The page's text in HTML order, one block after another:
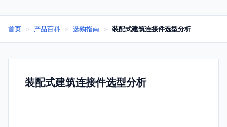
首页 > 产品百科 > 选购指南 > 装配式建筑连接件选型分析
装配式建筑连接件选型分析